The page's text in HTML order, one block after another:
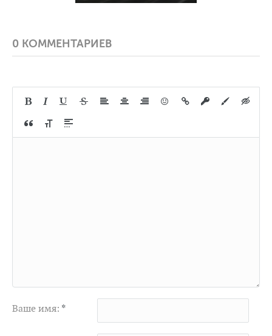
0 КОММЕНТАРИЕВ
Ваше имя: *